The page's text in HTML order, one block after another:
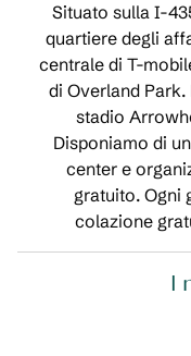
Situato sulla I-
quartiere degli
centrale di T-
di Overland
stadio
Disponiamo di
center e
gratuito. Ogni
colazione
I